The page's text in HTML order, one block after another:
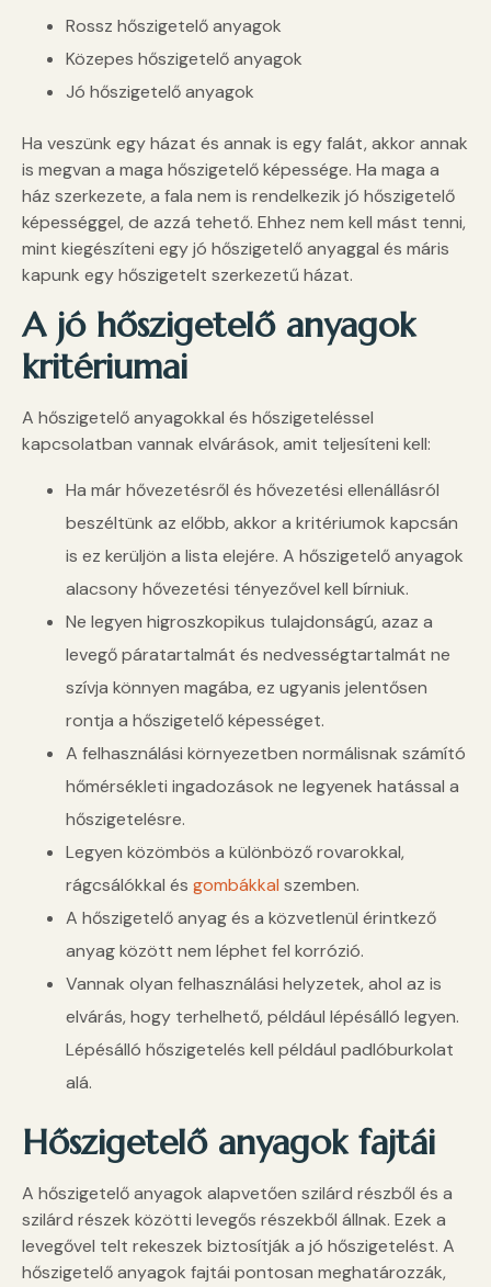
Rossz hőszigetelő anyagok
Közepes hőszigetelő anyagok
Jó hőszigetelő anyagok
Ha veszünk egy házat és annak is egy falát, akkor annak
is megvan a maga hőszigetelő képessége. Ha maga a
ház szerkezete, a fala nem is rendelkezik jó hőszigetelő
képességgel, de azzá tehető. Ehhez nem kell mást tenni,
mint kiegészíteni egy jó hőszigetelő anyaggal és máris
kapunk egy hőszigetelt szerkezetű házat.
A jó hőszigetelő anyagok
kritériumai
A hőszigetelő anyagokkal és hőszigeteléssel
kapcsolatban vannak elvárások, amit teljesíteni kell:
Ha már hővezetésről és hővezetési ellenállásról
beszéltünk az előbb, akkor a kritériumok kapcsán
is ez kerüljön a lista elejére. A hőszigetelő anyagok
alacsony hővezetési tényezővel kell bírniuk.
Ne legyen higroszkopikus tulajdonságú, azaz a
levegő páratartalmát és nedvességtartalmát ne
szívja könnyen magába, ez ugyanis jelentősen
rontja a hőszigetelő képességet.
A felhasználási környezetben normálisnak számító
hőmérsékleti ingadozások ne legyenek hatással a
hőszigetelésre.
Legyen közömbös a különböző rovarokkal,
rágcsálókkal és gombákkal szemben.
A hőszigetelő anyag és a közvetlenül érintkező
anyag között nem léphet fel korrózió.
Vannak olyan felhasználási helyzetek, ahol az is
elvárás, hogy terhelhető, például lépésálló legyen.
Lépésálló hőszigetelés kell például padlóburkolat
alá.
Hőszigetelő anyagok fajtái
A hőszigetelő anyagok alapvetően szilárd részből és a
szilárd részek közötti levegős részekből állnak. Ezek a
levegővel telt rekeszek biztosítják a jó hőszigetelést. A
hőszigetelő anyagok fajtái pontosan meghatározzák,